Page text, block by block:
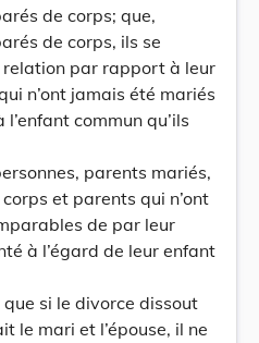
de corps; que,
de corps, ils se
par rapport à leur
n’ont jamais été mariés
commun qu’ils
parents mariés,
et parents qui n’ont
de par leur
à l’égard de leur enfant
si le divorce dissout
le mari et l’épouse, il ne